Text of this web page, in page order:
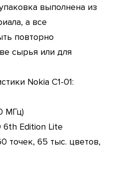
выполнена из
а все
повторно
сырья или для
Nokia C1-01:
МГц)
6th Edition Lite
точек, 65 тыс. цветов,